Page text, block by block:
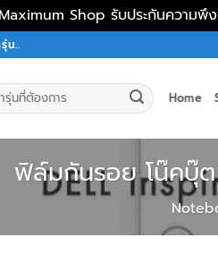
Shop รับประกันความพึ
น..
Home
ฟิล์มกันรอย โน๊คบุ๊